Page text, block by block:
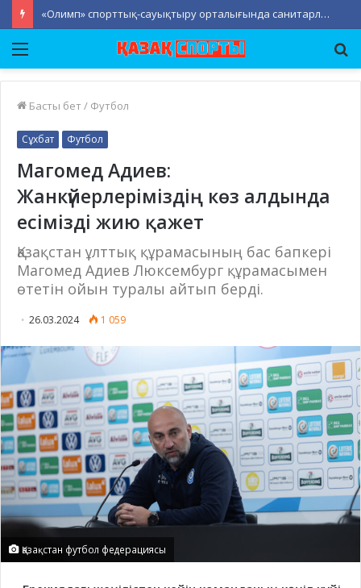
«Олимп» спорттық-сауықтыру орталығында санитарлық-тазалық жұмыстары жүргізілді
Мәзір
Басты бет / Футбол
Сұхбат Футбол
Магомед Адиев:
Жанкүйерлеріміздің көз алдында
есімізді жию қажет
Қазақстан ұлттық құрамасының бас бапкері
Магомед Адиев Люксембург құрамасымен
өтетін ойын туралы айтып берді.
26.03.2024 1 059
Қазақстан футбол федерациясы